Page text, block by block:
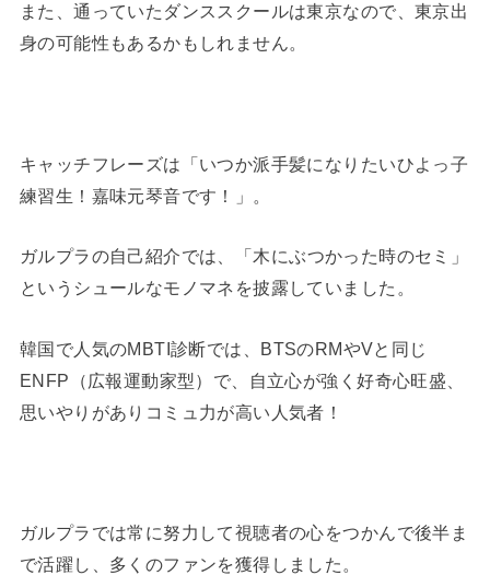
また、通っていたダンススクールは東京なので、東京出
身の可能性もあるかもしれません。
キャッチフレーズは「いつか派手髪になりたいひよっ子
練習生！嘉味元琴音です！」。
ガルプラの自己紹介では、「 木にぶつかった時のセミ」
というシュールなモノマネを披露していました。
韓国で人気のMBTI診断では 、BTSのRMやVと同じ
ENFP（広報運動家型）で、自立心が強く好奇心旺盛、
思いやりがありコミュ力が高い人気者！
ガルプラでは常に努力して視聴者の心をつかんで後半ま
で活躍し、多くのファンを獲得しました。